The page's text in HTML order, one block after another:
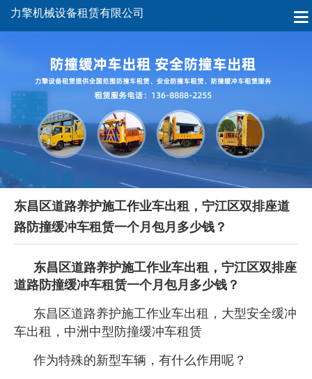
力擎机械设备租赁有限公司
东昌区道路养护施工作业车出租，宁江区双排座道
路防撞缓冲车租赁一个月包月多少钱？
东昌区道路养护施工作业车出租，宁江区双排座
道路防撞缓冲车租赁一个月包月多少钱？
东昌区道路养护施工作业车出租，大型安全缓冲
车出租，中洲中型防撞缓冲车租赁
作为特殊的新型车辆，有什么作用呢？